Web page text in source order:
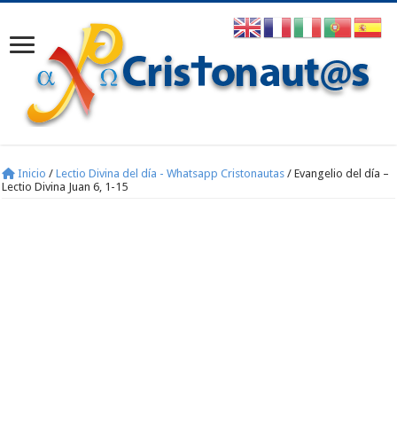
Inicio / Lectio Divina del día - Whatsapp Cristonautas / Evangelio del día –
Lectio Divina Juan 6, 1-15